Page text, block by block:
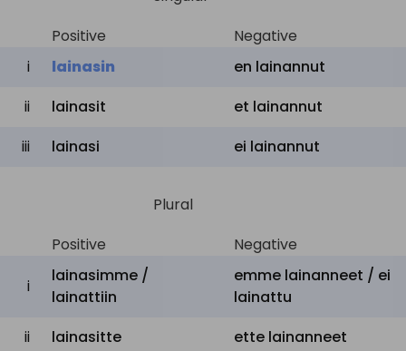
Positive
Negative
i
lainasin en lainannut
ii
lainasit et lainannut
iii
lainasi ei lainannut
Plural
Positive
Negative
i
lainasimme /
lainattiin
emme lainanneet / ei
lainattu
ii
lainasitte ette lainanneet